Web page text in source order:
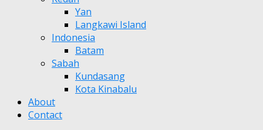
Yan
Langkawi Island
Indonesia
Batam
Sabah
Kundasang
Kota Kinabalu
About
Contact